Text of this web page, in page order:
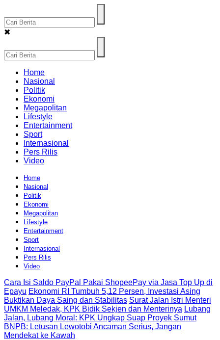
✖
Home
Nasional
Politik
Ekonomi
Megapolitan
Lifestyle
Entertainment
Sport
Internasional
Pers Rilis
Video
Home
Nasional
Politik
Ekonomi
Megapolitan
Lifestyle
Entertainment
Sport
Internasional
Pers Rilis
Video
Cara Isi Saldo PayPal Pakai ShopeePay via Jasa Top Up di
Epayu Ekonomi RI Tumbuh 5,12 Persen, Investasi Asing
Buktikan Daya Saing dan Stabilitas Surat Jalan Istri Menteri
UMKM Meledak, KPK Bidik Sekjen dan Menterinya Lubang
Jalan, Lubang Moral: KPK Ungkap Suap Proyek Sumut
BNPB: Letusan Lewotobi Ancaman Serius, Jangan
Mendekat ke Kawah